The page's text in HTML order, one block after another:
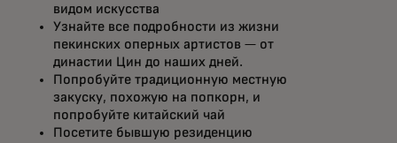
видом искусства
Узнайте все подробности из жизни
пекинских оперных артистов — от
династии Цин до наших дней.
Попробуйте традиционную местную
закуску, похожую на попкорн, и
попробуйте китайский чай
Посетите бывшую резиденцию